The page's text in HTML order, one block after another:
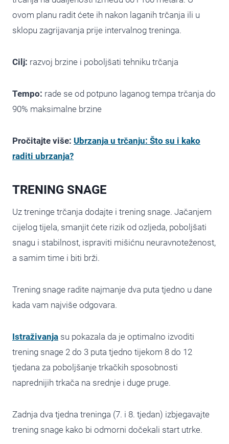
ovom planu radit ćete ih nakon laganih trčanja ili u
sklopu zagrijavanja prije intervalnog treninga.
Cilj: razvoj brzine i poboljšati tehniku trčanja
Tempo: rade se od potpuno laganog tempa trčanja do
90% maksimalne brzine
Pročitajte više: Ubrzanja u trčanju: Što su i kako
raditi ubrzanja?
TRENING SNAGE
Uz treninge trčanja dodajte i trening snage. Jačanjem
cijelog tijela, smanjit ćete rizik od ozljeda, poboljšati
snagu i stabilnost, ispraviti mišićnu neuravnoteženost,
a samim time i biti brži.
Trening snage radite najmanje dva puta tjedno u dane
kada vam najviše odgovara.
Istraživanja su pokazala da je optimalno izvoditi
trening snage 2 do 3 puta tjedno tijekom 8 do 12
tjedana za poboljšanje trkačkih sposobnosti
naprednijih trkača na srednje i duge pruge.
Zadnja dva tjedna treninga (7. i 8. tjedan) izbjegavajte
trening snage kako bi odmorni dočekali start utrke.